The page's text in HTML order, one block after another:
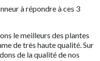
à répondre à ces 3
le meilleurs des plantes
de très haute qualité. Sur
de la qualité de nos